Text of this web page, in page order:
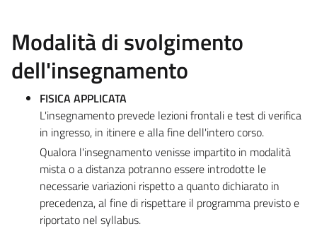
Modalità di svolgimento
dell'insegnamento
FISICA APPLICATA
L'insegnamento prevede lezioni frontali e test di verifica
in ingresso, in itinere e alla fine dell'intero corso.
Qualora l'insegnamento venisse impartito in modalità
mista o a distanza potranno essere introdotte le
necessarie variazioni rispetto a quanto dichiarato in
precedenza, al fine di rispettare il programma previsto e
riportato nel syllabus.